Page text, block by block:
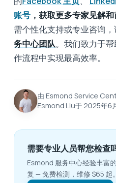
账号 ，获取更多专家见解
需个性化支持或专业咨询
务中心团队。我们致力于
作流程中实现最高效率。
由 Esmond Service
Esmond Liu于 2025年6
需要专业人员帮您检查
Esmond 服务中心经验丰富
复 — 免费检测，维修 $65 起。